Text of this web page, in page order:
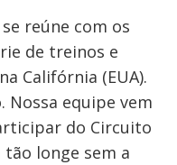
reúne com os
de treinos e
Califórnia (EUA).
Nossa equipe vem
do Circuito
longe sem a